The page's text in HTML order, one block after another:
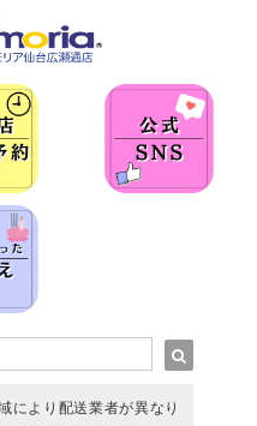
により配送業者が異なり